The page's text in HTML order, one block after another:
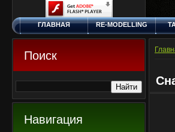
ВОСКРЕСЕНЬЕ, 9.8.2026
ГЛАВНАЯ RE-MODELLING
ДОБАВИТЬ
КЛАНЫ
Поиск
Навигация